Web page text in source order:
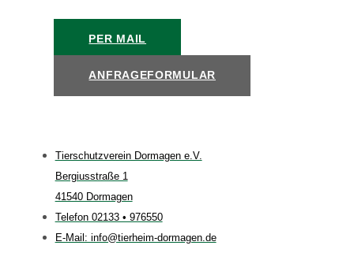
PER MAIL
ANFRAGEFORMULAR
Tierschutzverein Dormagen e.V.
Bergiusstraße 1
41540 Dormagen
Telefon 02133 • 976550
E-Mail: info@tierheim-dormagen.de